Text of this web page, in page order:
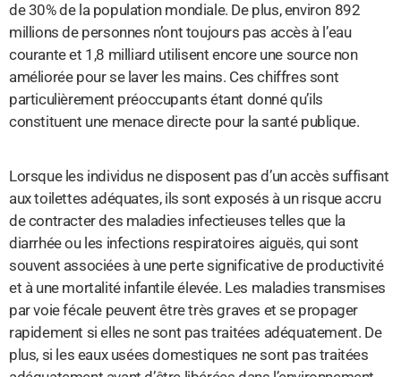
de 30% de la population mondiale. De plus, environ 892
millions de personnes n’ont toujours pas accès à l’eau
courante et 1,8 milliard utilisent encore une source non
améliorée pour se laver les mains. Ces chiffres sont
particulièrement préoccupants étant donné qu’ils
constituent une menace directe pour la santé publique.
Lorsque les individus ne disposent pas d’un accès suffisant
aux toilettes adéquates, ils sont exposés à un risque accru
de contracter des maladies infectieuses telles que la
diarrhée ou les infections respiratoires aiguës, qui sont
souvent associées à une perte significative de productivité
et à une mortalité infantile élevée. Les maladies transmises
par voie fécale peuvent être très graves et se propager
rapidement si elles ne sont pas traitées adéquatement. De
plus, si les eaux usées domestiques ne sont pas traitées